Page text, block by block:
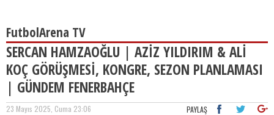
FutbolArena TV
SERCAN HAMZAOĞLU | AZİZ YILDIRIM & ALİ
KOÇ GÖRÜŞMESİ, KONGRE, SEZON PLANLAMASI
| GÜNDEM FENERBAHÇE
23 Mayıs 2025, Cuma 23:06 PAYLAŞ